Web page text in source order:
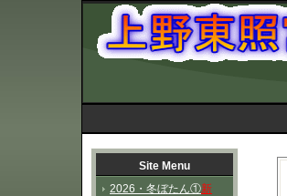
Site Menu
2026・冬ぼたん①新